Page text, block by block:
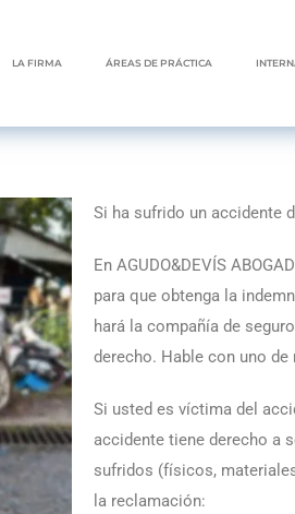
LA FIRMA ÁREAS DE PRÁCTICA
Si ha sufrido un accidente
En AGUDO&DEVÍS
para que obtenga la
hará la compañía de
derecho. Hable con uno
Si usted es víctima del
accidente tiene derecho a
sufridos (físicos,
la reclamación: